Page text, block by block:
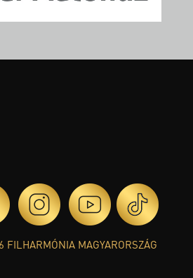
FILHARMÓNIA MAGYARORSZÁG